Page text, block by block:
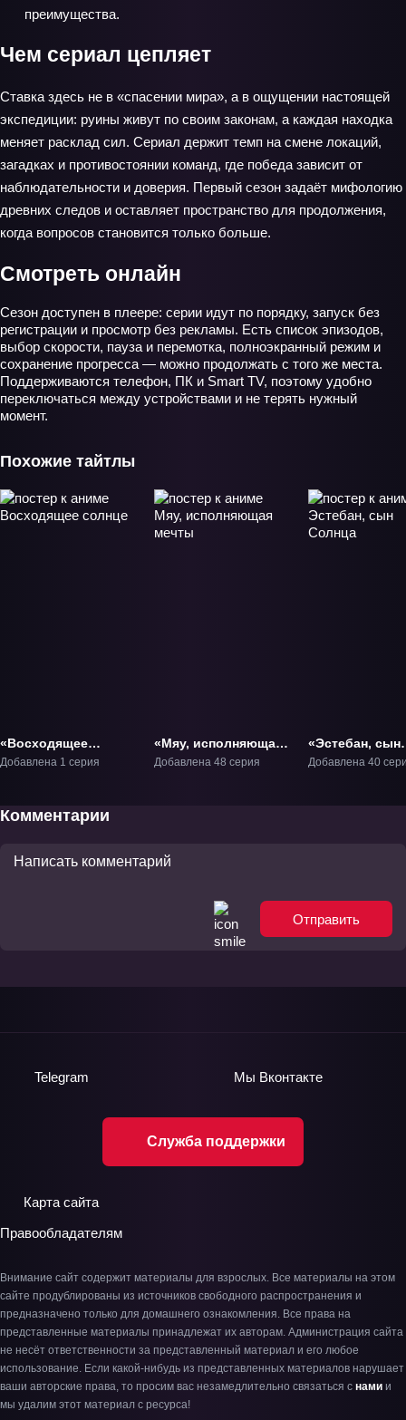
преимущества.
Чем сериал цепляет
Ставка здесь не в «спасении мира», а в ощущении настоящей
экспедиции: руины живут по своим законам, а каждая находка
меняет расклад сил. Сериал держит темп на смене локаций,
загадках и противостоянии команд, где победа зависит от
наблюдательности и доверия. Первый сезон задаёт мифологию
древних следов и оставляет пространство для продолжения,
когда вопросов становится только больше.
Смотреть онлайн
Сезон доступен в плеере: серии идут по порядку, запуск без
регистрации и просмотр без рекламы. Есть список эпизодов,
выбор скорости, пауза и перемотка, полноэкранный режим и
сохранение прогресса — можно продолжать с того же места.
Поддерживаются телефон, ПК и Smart TV, поэтому удобно
переключаться между устройствами и не терять нужный
момент.
Похожие тайтлы
«Восходящее
солнце» ТВ-1
Добавлена 1 серия
«Мяу, исполняющая
мечты» ТВ-1
Добавлена 48 серия
«Эстебан, сын
Солнца» ТВ-1
Добавлена 40
Комментарии
Отправить
Служба поддержки
Telegram Мы Вконтакте
Карта сайта
Правообладателям
Внимание сайт содержит материалы для взрослых. Все материалы на этом
сайте продублированы из источников свободного распространения и
предназначено только для домашнего ознакомления. Все права на
представленные материалы принадлежат их авторам. Администрация сайта
не несёт ответственности за представленный материал и его любое
использование. Если какой-нибудь из представленных материалов нарушает
ваши авторские права, то просим вас незамедлительно связаться с нами и
мы удалим этот материал с ресурса!